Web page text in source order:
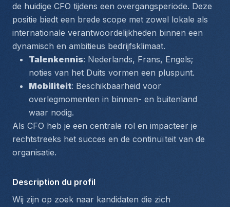
de huidige CFO tijdens een overgangsperiode. Deze
positie biedt een brede scope met zowel lokale als
internationale verantwoordelijkheden binnen een
dynamisch en ambitieus bedrijfsklimaat.
Talenkennis: Nederlands, Frans, Engels;
noties van het Duits vormen een pluspunt.
Mobiliteit: Beschikbaarheid voor
overlegmomenten in binnen- en buitenland
waar nodig.
Als CFO heb je een centrale rol en impacteer je
rechtstreeks het succes en de continuïteit van de
organisatie.
Description du profil
Wij zijn op zoek naar kandidaten die zich